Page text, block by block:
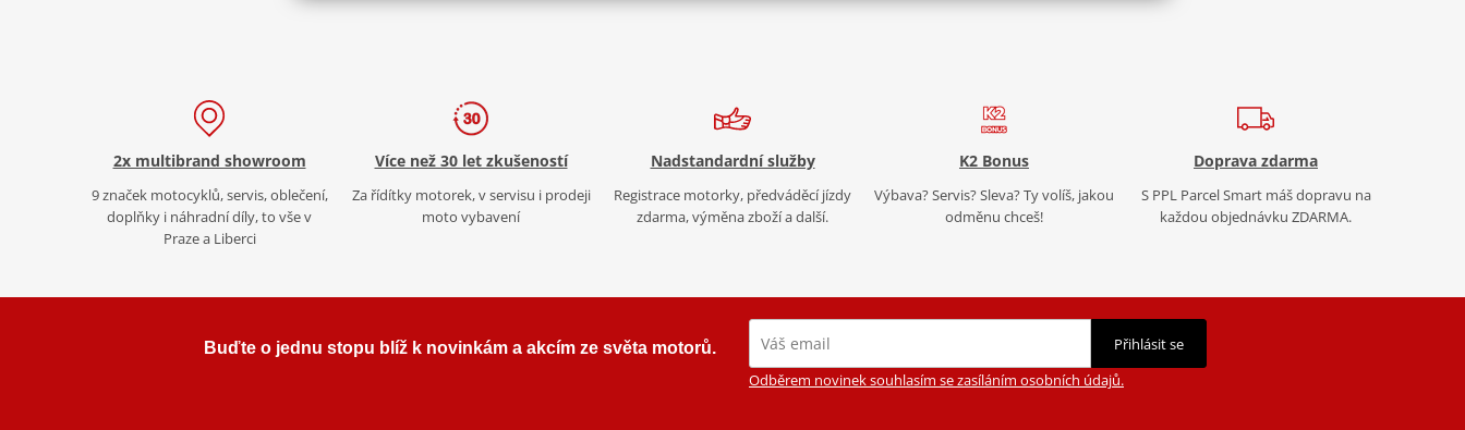
2x multibrand showroom
9 značek motocyklů, servis, oblečení,
doplňky i náhradní díly, to vše v
Praze a Liberci
Více než 30 let zkušeností
Za řídítky motorek, v servisu i prodeji
moto vybavení
Nadstandardní služby
Registrace motorky, předváděcí jízdy
zdarma, výměna zboží a další.
K2 Bonus
Výbava? Servis? Sleva? Ty volíš, jakou
odměnu chceš!
Doprava zdarma
S PPL Parcel Smart máš dopravu na
každou objednávku ZDARMA.
Buďte o jednu stopu blíž k novinkám a akcím ze světa motorů.
Přihlásit se
Odběrem novinek souhlasím se zasíláním osobních údajů.